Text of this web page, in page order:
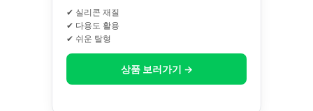
✔ 실리콘 재질
✔ 다용도 활용
✔ 쉬운 탈형
상품 보러가기 →